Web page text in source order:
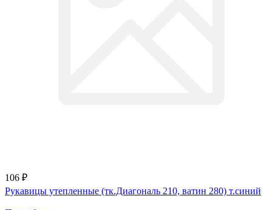
106 ₽
Рукавицы утепленные (тк.Диагональ 210, ватин 280) т.синий